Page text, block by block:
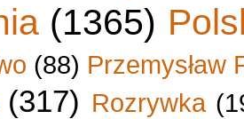
(1365)
(88) Przemysław
(317) Rozrywka